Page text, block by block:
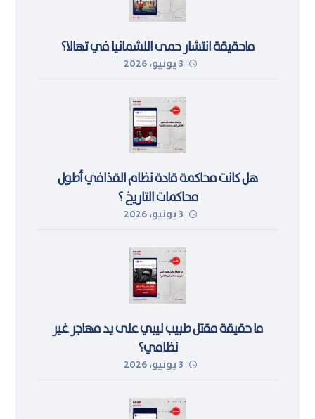
ماحقيقة انتشار حمى اللشمانيا في تهالا؟
3 يونيو، 2026
هل كانت محاكمة قادة نظام القذافي أطول
محاكمات التاريخ ؟
3 يونيو، 2026
ما حقيقة مقتل طبيب ليبي على يد مهاجر غير
نظامي؟
3 يونيو، 2026